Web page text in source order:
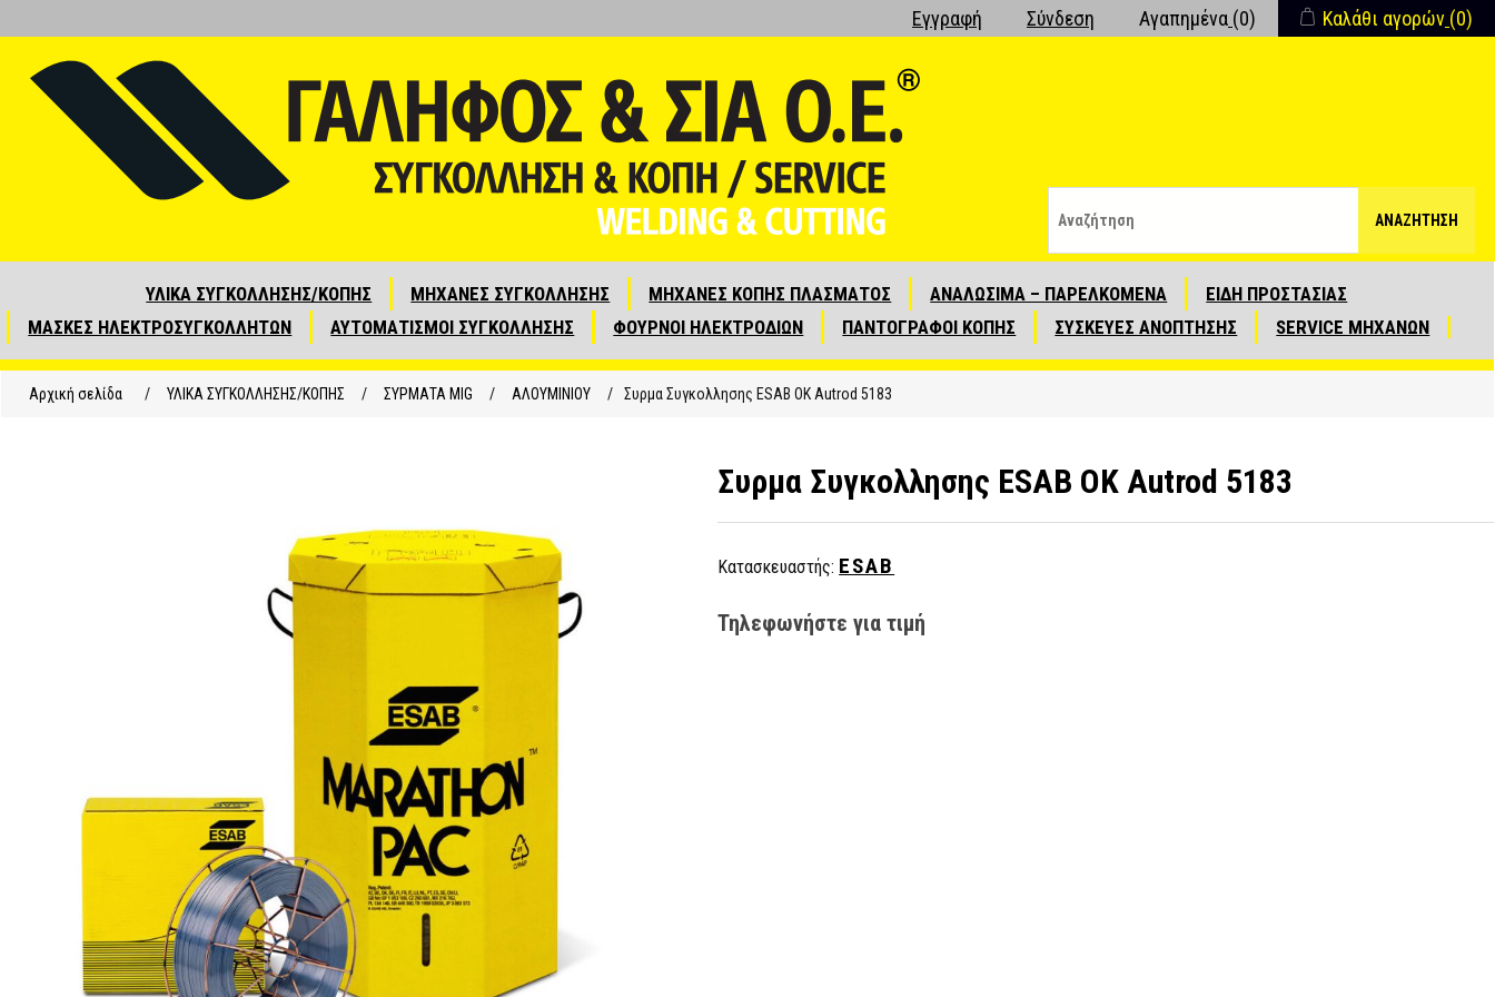
Εγγραφή Σύνδεση Αγαπημένα (0) Καλάθι αγορών (0)
ΑΝΑΖΉΤΗΣΗ
ΥΛΙΚΑ ΣΥΓΚΟΛΛΗΣΗΣ/ΚΟΠΗΣ ΜΗΧΑΝΕΣ ΣΥΓΚΟΛΛΗΣΗΣ ΜΗΧΑΝΕΣ ΚΟΠΗΣ ΠΛΑΣΜΑΤΟΣ ΑΝΑΛΩΣΙΜΑ – ΠΑΡΕΛΚΟΜΕΝΑ
ΕΙΔΗ ΠΡΟΣΤΑΣΙΑΣ
ΜΑΣΚΕΣ ΗΛΕΚΤΡΟΣΥΓΚΟΛΛΗΤΩΝ
ΑΥΤΟΜΑΤΙΣΜΟΙ ΣΥΓΚΟΛΛΗΣΗΣ ΦΟΥΡΝΟΙ ΗΛΕΚΤΡΟΔΙΩΝ ΠΑΝΤΟΓΡΑΦΟΙ ΚΟΠΗΣ ΣΥΣΚΕΥΕΣ ΑΝΟΠΤΗΣΗΣ SERVICE ΜΗΧΑΝΩΝ
Αρχική σελίδα / ΥΛΙΚΑ ΣΥΓΚΟΛΛΗΣΗΣ/ΚΟΠΗΣ / ΣΥΡΜΑΤΑ ΜΙG / ΑΛΟΥΜΙΝΙΟΥ / Συρμα Συγκολλησης ESAB OK Autrod 5183
Συρμα Συγκολλησης ESAB OK Autrod 5183
Κατασκευαστής: ESAB
Τηλεφωνήστε για τιμή